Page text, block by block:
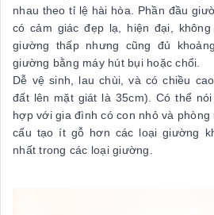
nhau theo tỉ lệ hài hòa. Phần đầu
có cảm giác đẹp lạ, hiện đại,
giường thấp nhưng cũng đủ
giường bằng máy hút bụi hoặc chổi
Dễ vệ sinh, lau chùi, và có chiều
đất lên mặt giát là 35cm). Có thể
hợp với gia đình có con nhỏ và
cấu tạo ít gỗ hơn các loại giường
nhất trong các loại giường.